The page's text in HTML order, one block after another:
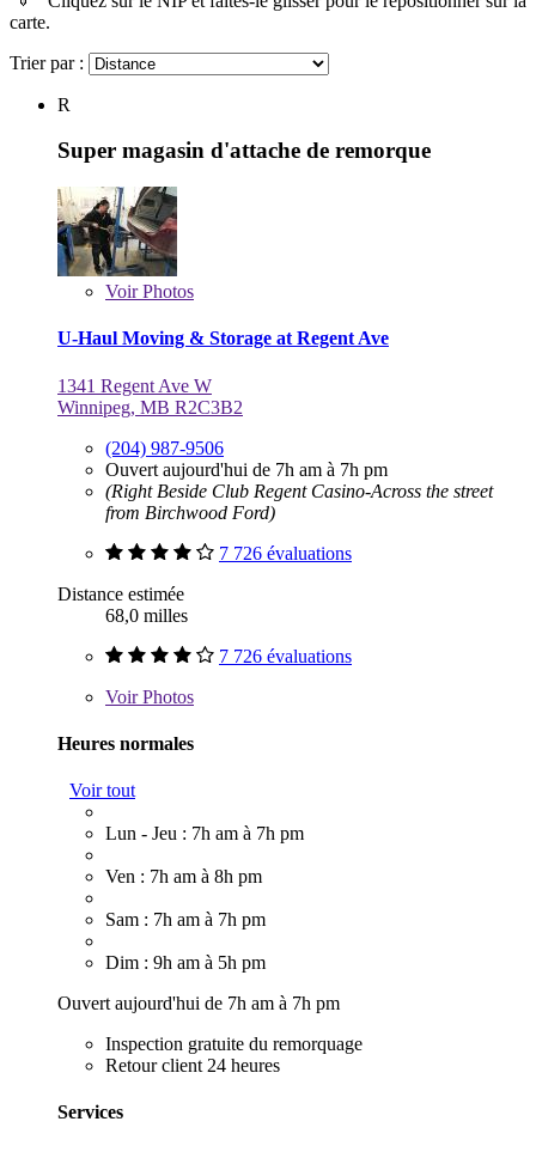
carte.
Trier par :
R
Super magasin d'attache de remorque
VoirPhotos
U-Haul Moving & Storage at Regent Ave
1341 Regent Ave W
Winnipeg, MB R2C3B2
(204) 987-9506
Ouvert aujourd'hui de 7h am à 7h pm
(Right Beside Club Regent Casino-Across the street
from Birchwood Ford)
7 726 évaluations
Distance estimée
68,0 milles
7 726 évaluations
VoirPhotos
Heures normales
Voir tout
Lun - Jeu : 7h am à 7h pm
Ven : 7h am à 8h pm
Sam : 7h am à 7h pm
Dim : 9h am à 5h pm
Ouvert aujourd'hui de 7h am à 7h pm
Inspection gratuite du remorquage
Retour client 24 heures
Services